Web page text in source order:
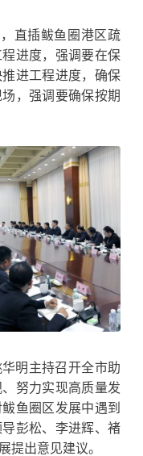
直插鲅鱼圈港区疏
进度，强调要在保
进工程进度，确保
，强调要确保按期
华明主持召开全市助
努力实现高质量发
鱼圈区发展中遇到
彭松、李进辉、褚
提出意见建议。